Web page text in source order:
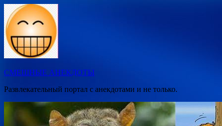
Перейти
содержимому
СМЕШНЫЕ АНЕКДОТЫ
Развлекательный портал с анекдотами и не только.